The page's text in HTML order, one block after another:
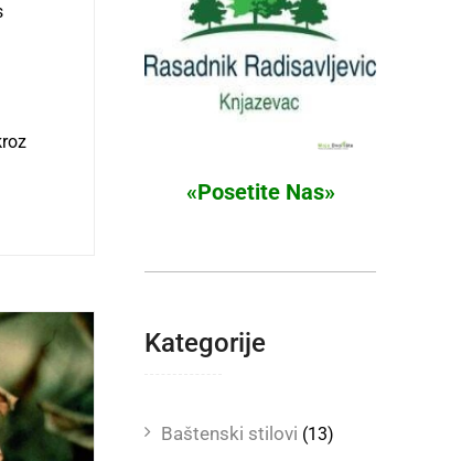
«Posetite Nas»
Kategorije
Baštenski stilovi (13)